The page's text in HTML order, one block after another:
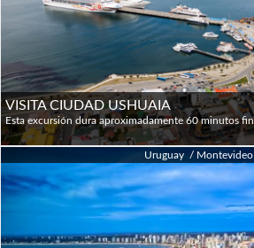
VISITA CIUDAD USHUAIA
Uruguay / Montevideo